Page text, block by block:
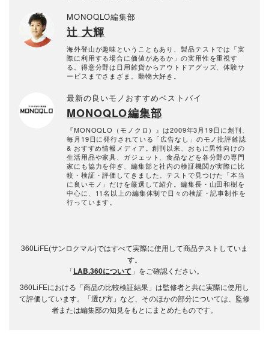
MONOQLO編集部
辻 大輝
海外登山が趣味ということもあり、製品テストでは「実
際に利用する場合に価値があるか」の実用性を重視す
る。得意分野は日用雑貨からアウトドアグッズ、体験サ
ービスまでさまざま。動物大好き。
最新の良いモノおすすめベストバイ
MONOQLO編集部
『MONOQLO（モノクロ）』は2009年3月19日に創刊、
毎月19日に発行されている「広告なし」のモノ批評雑誌
& おすすめ情報メディア。創刊以来、おもに男性向けの
生活用品や家具、ガジェット、食品などを各分野の専門
家にも協力を仰ぎ、編集部と社内の検証機関が実際に比
較・検証・評価してきました。テストで見つけた「本当
に良いモノ」だけを厳選して紹介。編集長・山田和樹を
中心に、11名以上の編集体制で日々の検証・記事制作を
行っています。
360LiFE(サンロクマル)ではすべて実際に使用して商品テストしていま
す。
「LAB.360について 」をご確認ください。
360LiFEにおける「商品の比較検証結果」は監修者と共に実際に使用し
て評価しています。「選び方」など、そのほかの部分については、監修
者または編集部の知見をもとにまとめたものです。